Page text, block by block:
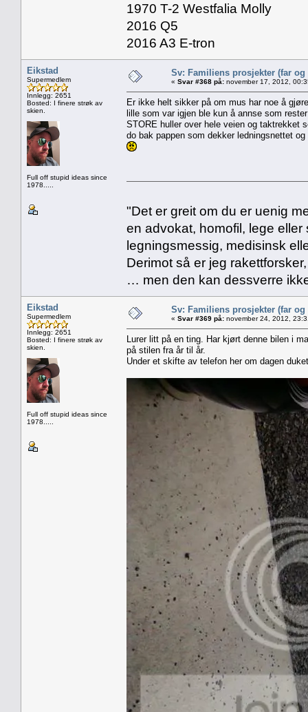
1970 T-2 Westfalia Molly
2016 Q5
2016 A3 E-tron
Eikstad
Supermedlem
Innlegg: 2651
Bosted: I finere strøk av
skien.
Full off stupid ideas since
1978.....
Sv: Familiens prosjekter (far og
« Svar #368 på: november 17, 2012,
Er ikke helt sikker på om mus har noe å
lille som var igjen ble kun å annse som
STORE huller over hele veien og taktrekket
do bak pappen som dekker ledningsnettet
"Det er greit om du er uenig
en advokat, homofil, lege
legningsmessig, medisinsk
Derimot så er jeg
… men den kan dessverre
Eikstad
Supermedlem
Innlegg: 2651
Bosted: I finere strøk av
skien.
Full off stupid ideas since
1978.....
Sv: Familiens prosjekter (far og
« Svar #369 på: november 24, 2012,
Lurer litt på en ting. Har kjørt denne bilen i
på stilen fra år til år.
Under et skifte av telefon her om dagen